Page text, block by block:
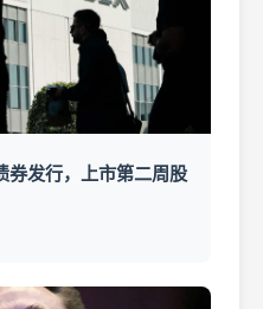
发行，上市第二周股